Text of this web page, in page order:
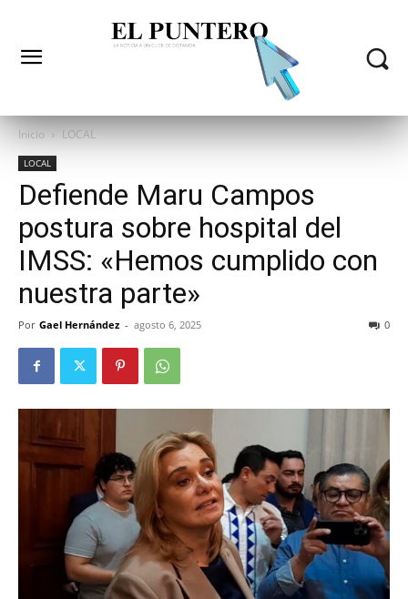
Inicio LOCAL
LOCAL
Defiende Maru Campos
postura sobre hospital del
IMSS: «Hemos cumplido con
nuestra parte»
Por Gael Hernández - agosto 6, 2025 0